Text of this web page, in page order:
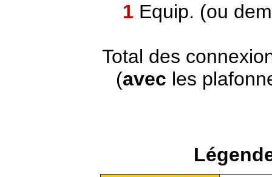
1 Equip. (ou
Total des
(avec les